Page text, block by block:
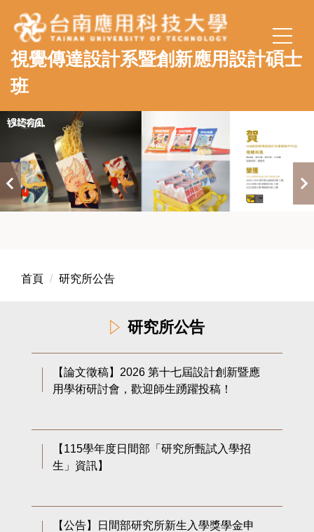
到
要
內
容
區
視覺傳達設計系暨創新應用設計碩士
班
首頁 研究所公告
研究所公告
【論文徵稿】2026 第十七屆設計創新暨應
用學術研討會，歡迎師生踴躍投稿！
【115學年度日間部「研究所甄試入學招
生」資訊】
【公告】日間部研究所新生入學獎學金申